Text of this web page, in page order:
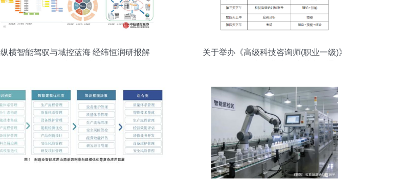
纵横智能驾驭与域控蓝海 经纬恒润研报解
关于举办《高级科技咨询师(职业一级)》